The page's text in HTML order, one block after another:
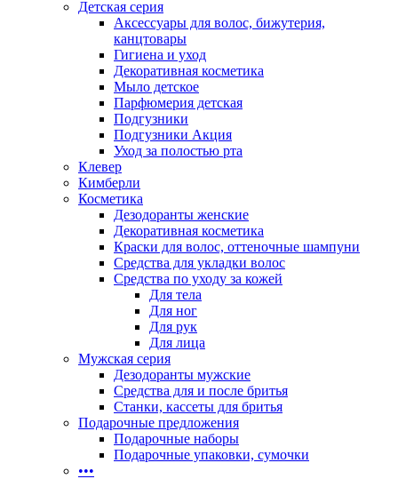
Детская серия
Аксессуары для волос, бижутерия,
канцтовары
Гигиена и уход
Декоративная косметика
Мыло детское
Парфюмерия детская
Подгузники
Подгузники Акция
Уход за полостью рта
Клевер
Кимберли
Косметика
Дезодоранты женские
Декоративная косметика
Краски для волос, оттеночные шампуни
Средства для укладки волос
Средства по уходу за кожей
Для тела
Для ног
Для рук
Для лица
Мужская серия
Дезодоранты мужские
Средства для и после бритья
Станки, кассеты для бритья
Подарочные предложения
Подарочные наборы
Подарочные упаковки, сумочки
•••